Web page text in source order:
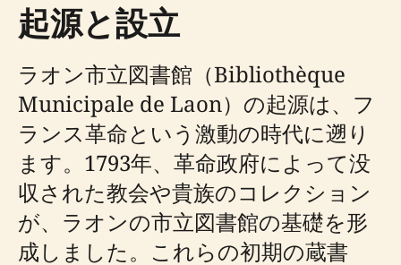
起源と設立
ラオン市立図書館（Bibliothèque
Municipale de Laon）の起源は、フ
ランス革命という激動の時代に遡り
ます。1793年、革命政府によって没
収された教会や貴族のコレクション
が、ラオンの市立図書館の基礎を形
成しました。これらの初期の蔵書